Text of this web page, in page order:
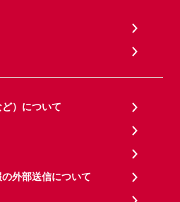
）について
外部送信について